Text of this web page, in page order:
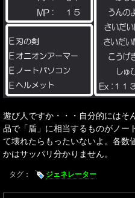
遊び人ですか・・・自分的にはそ
品で「盾」に相当するものがノー
て壊れたらもったいないよ。各数
かはサッパリ分かりません。
タグ： ジェネレーター